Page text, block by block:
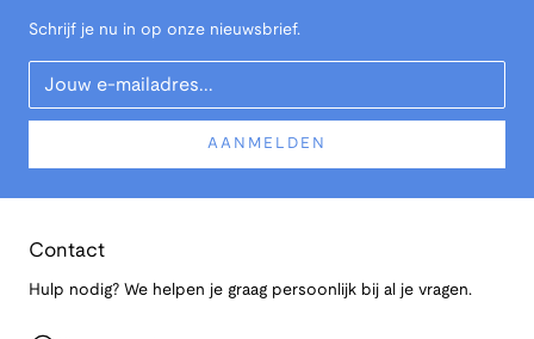
Schrijf je nu in op onze nieuwsbrief.
Your Email
AANMELDEN
Contact
Hulp nodig? We helpen je graag persoonlijk bij al je vragen.